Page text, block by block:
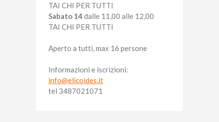
TAI CHI PER TUTTI
Sabato 14 dalle 11,00 alle 12,00
TAI CHI PER TUTTI
Aperto a tutti, max 16 persone
Informazioni e iscrizioni:
info@elicoides.it
tel 3487021071